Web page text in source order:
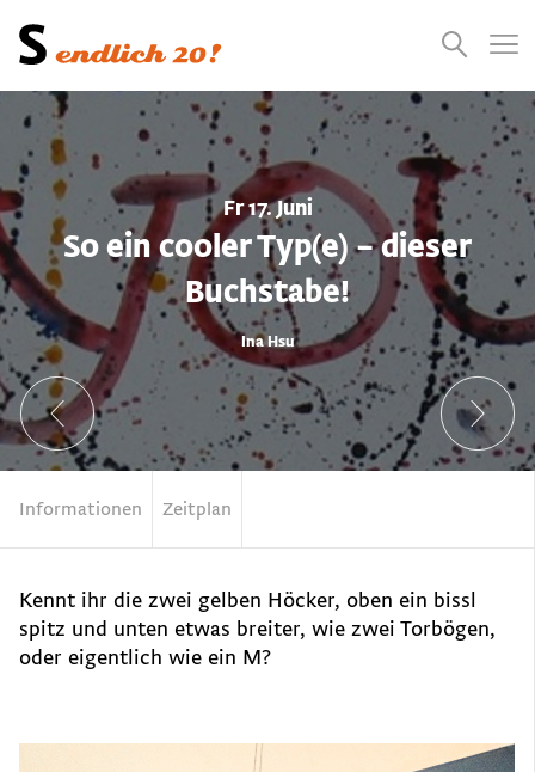
Presse
Videos
Suchen
Fr 17. Juni
So ein cooler Typ(e) – dieser
Buchstabe!
Ina Hsu
Informationen Zeitplan
Kennt ihr die zwei gelben Höcker, oben ein bissl
spitz und unten etwas breiter, wie zwei Torbögen,
oder eigentlich wie ein M?